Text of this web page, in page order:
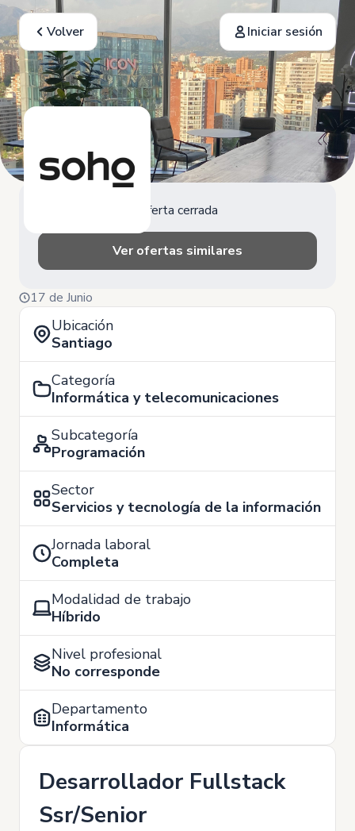
Volver Iniciar sesión
Oferta cerrada
Ver ofertas similares
17 de Junio
Ubicación
Santiago
Categoría
Informática y telecomunicaciones
Subcategoría
Programación
Sector
Servicios y tecnología de la información
Jornada laboral
Completa
Modalidad de trabajo
Híbrido
Nivel profesional
No corresponde
Departamento
Informática
Desarrollador Fullstack
Ssr/Senior